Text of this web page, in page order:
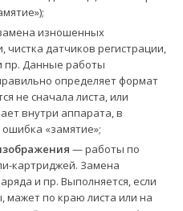
изношенных
датчиков регистрации,
пр. Данные работы
определяет формат
не сначала листа, или
внутри аппарата, в
«замятие»;
— работы по
картриджей. Замена
и пр. Выполняется, если
мажет по краю листа или на